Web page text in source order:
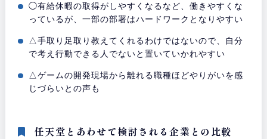
◯有給休暇の取得がしやすくなるなど、働きやすくな
っているが、一部の部署はハードワークとなりやすい
△手取り足取り教えてくれるわけではないので、自分
で考え行動できる人でないと置いていかれやすい
△ゲームの開発現場から離れる職種ほどやりがいを感
じづらいとの声も
任天堂とあわせて検討される企業との比較